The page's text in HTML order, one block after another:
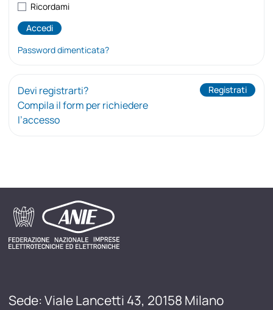
Ricordami
Password dimenticata?
Devi registrarti?
Compila il form per richiedere
l’accesso
Registrati
Sede: Viale Lancetti 43, 20158 Milano